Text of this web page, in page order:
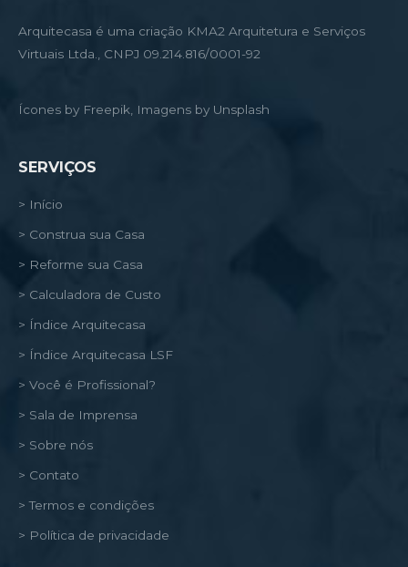
Arquitecasa é uma criação KMA2 Arquitetura e Serviços
Virtuais Ltda., CNPJ 09.214.816/0001-92
Ícones by Freepik, Imagens by Unsplash
SERVIÇOS
> Início
> Construa sua Casa
> Reforme sua Casa
> Calculadora de Custo
> Índice Arquitecasa
> Índice Arquitecasa LSF
> Você é Profissional?
> Sala de Imprensa
> Sobre nós
> Contato
> Termos e condições
> Política de privacidade